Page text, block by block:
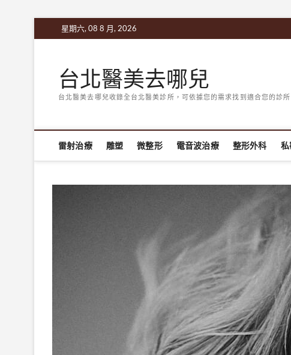
to
星期六, 08 8 月, 2026
台北醫美去哪兒
台北醫美去哪兒收錄全台北醫美診所，可依據您的需求找到適合您的診所
雷射治療 雕塑 微整形 電音波治療 整形外科 私